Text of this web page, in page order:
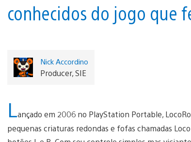
conhecidos do jogo que
Nick Accordino
Producer, SIE
Lançado em 2006 no PlayStation Portable,
pequenas criaturas redondas e fofas chamadas